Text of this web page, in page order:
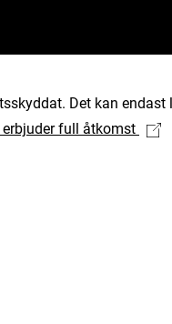
Det kan
full åtkomst